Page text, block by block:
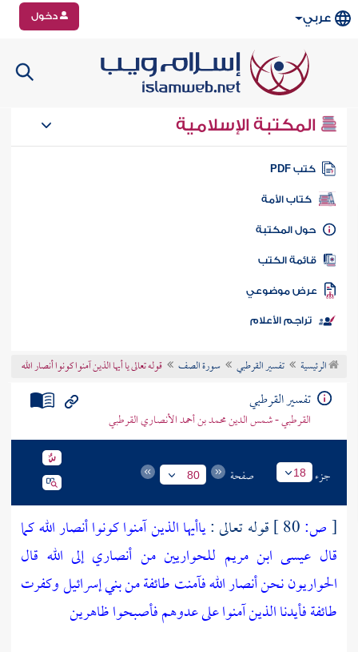
عربي دخول
المكتبة الإسلامية
كتب PDF
كتاب الأمة
المكتبة
الكتب
موضوعي
تراجم الأعلام
الرئيسية تفسير القرطبي سورة الصف قوله تعالى يا أيها الذين آمنوا كونوا أنصار الله
تفسير القرطبي
القرطبي - شمس الدين محمد بن أحمد الأنصاري القرطبي
جزء 18 صفحة 80
[ص: قوله تعالى :ياأيها الذين آمنوا كونوا أنصار الله كما
قال عيسى ابن مريم للحواريين من أنصاري إلى الله قال
الحواريون نحن أنصار الله فآمنت طائفة من بني إسرائيل وكفرت
طائفة فأيدنا الذين آمنوا على عدوهم فأصبحوا ظاهرين